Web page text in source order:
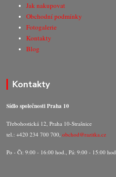
Jak nakupovat
Obchodní podmínky
Fotogalerie
Kontakty
Blog
Kontakty
Sídlo společnosti Praha 10
Třebohostická 12, Praha 10-Strašnice
tel.: +420 234 700 700,obchod@razitka.cz
Po - Čt: 9:00 - 16:00 hod., Pá: 9:00 - 15:00 hod.